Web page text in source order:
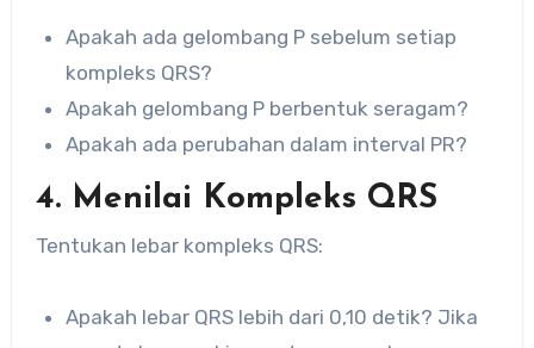
Apakah ada gelombang P sebelum setiap
kompleks QRS?
Apakah gelombang P berbentuk seragam?
Apakah ada perubahan dalam interval PR?
4. Menilai Kompleks QRS
Tentukan lebar kompleks QRS:
Apakah lebar QRS lebih dari 0,10 detik? Jika